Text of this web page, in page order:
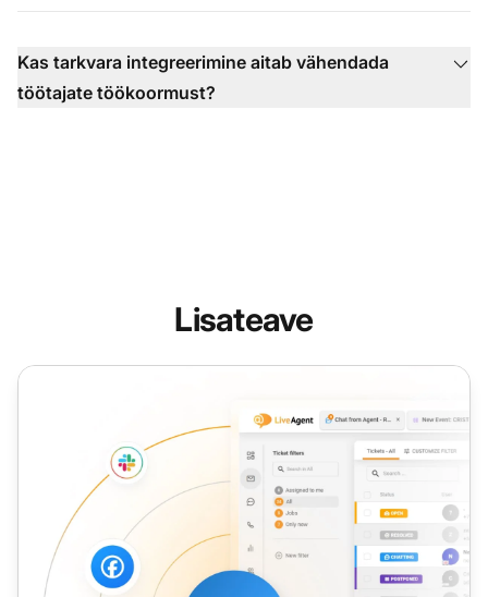
Kas tarkvara integreerimine aitab vähendada
töötajate töökoormust?
Lisateave
Teenuste haldamise tarkvara